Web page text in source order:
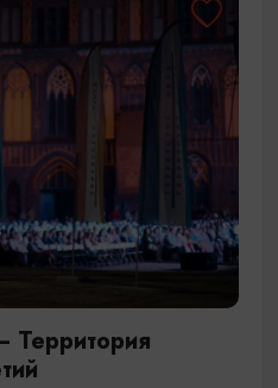
Территория